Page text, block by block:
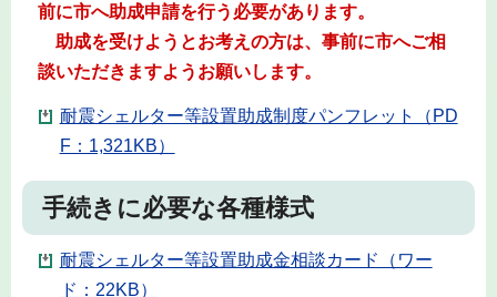
前に市へ助成申請を行う必要があります。
助成を受けようとお考えの方は、事前に市へご相
談いただきますようお願いします。
耐震シェルター等設置助成制度パンフレット（PD
F：1,321KB）
手続きに必要な各種様式
耐震シェルター等設置助成金相談カード（ワー
ド：22KB）